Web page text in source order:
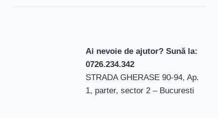
Ai nevoie de ajutor? Sună la:
0726.234.342
STRADA GHERASE 90-94, Ap.
1, parter, sector 2 – Bucuresti